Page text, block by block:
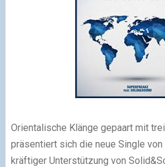
Orientalische Klänge gepaart mit
präsentiert sich die neue Single von
kräftiger Unterstützung von